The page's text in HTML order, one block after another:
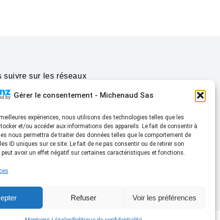
Gérer le consentement - Michenaud Sas
expériences, nous utilisons des technologies telles que les
et/ou accéder aux informations des appareils. Le fait de consentir à
nous permettra de traiter des données telles que le comportement de
ID uniques sur ce site. Le fait de ne pas consentir ou de retirer son
avoir un effet négatif sur certaines caractéristiques et fonctions.
Refuser Voir les préférences
suivre sur les réseaux